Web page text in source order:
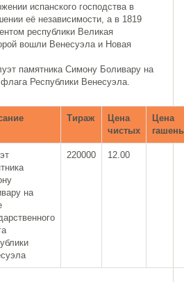
испанского господства в
её независимости, а в 1819
республики Великая
вошли Венесуэла и Новая
памятника Симону Боливару на
Республики Венесуэла.
Тираж
Цена
чистых
Цена
на
220000 12.00